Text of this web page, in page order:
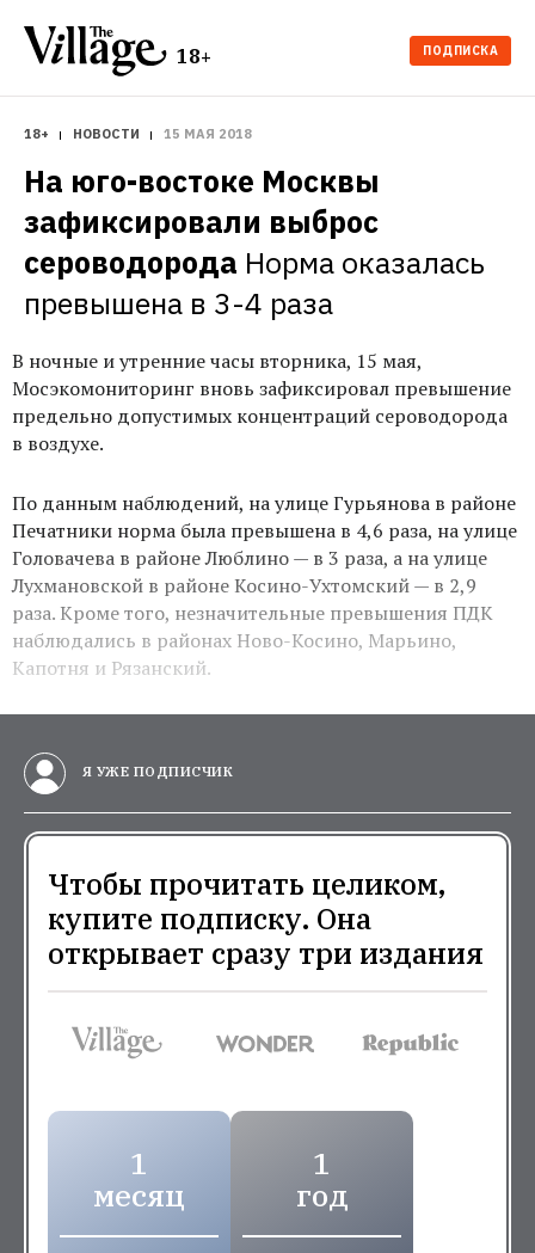
18+ ПОДПИСКА
18+ НОВОСТИ 15 МАЯ 2018
На юго-востоке Москвы
зафиксировали выброс
сероводорода Норма оказалась
превышена в 3-4 раза
В ночные и утренние часы вторника, 15 мая,
Мосэкомониторинг вновь зафиксировал превышение
предельно допустимых концентраций сероводорода
в воздухе.
По данным наблюдений, на улице Гурьянова в районе
Печатники норма была превышена в 4,6 раза, на улице
Головачева в районе Люблино — в 3 раза, а на улице
Лухмановской в районе Косино-Ухтомский — в 2,9
раза. Кроме того, незначительные превышения ПДК
наблюдались в районах Ново-Косино, Марьино,
Капотня и Рязанский.
Я УЖЕ ПОДПИСЧИК
Чтобы прочитать целиком,
купите подписку. Она
открывает сразу три издания
1
месяц
1
год